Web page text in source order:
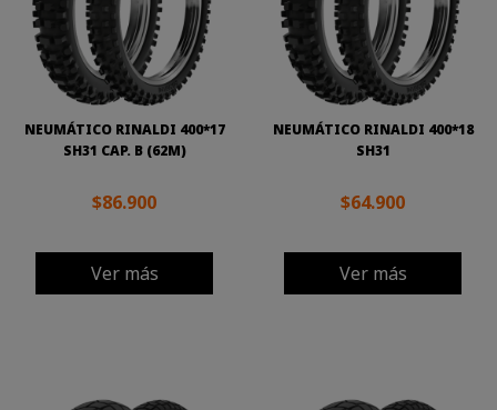
NEUMÁTICO RINALDI 400*17
SH31 CAP. B (62M)
$86.900
Ver más
NEUMÁTICO RINALDI 400*18
SH31
$64.900
Ver más